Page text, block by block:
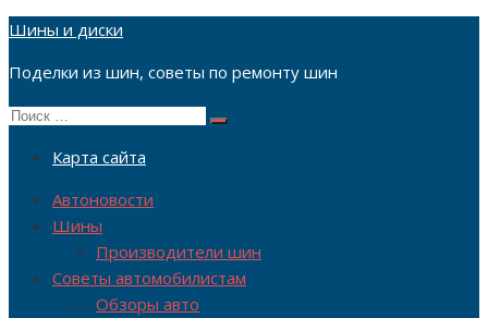
Перейти
содержимому
Шины и диски
Поделки из шин, советы по ремонту шин
Поиск
Поиск
Карта сайта
Автоновости
Шины
Производители шин
Советы автомобилистам
Обзоры авто